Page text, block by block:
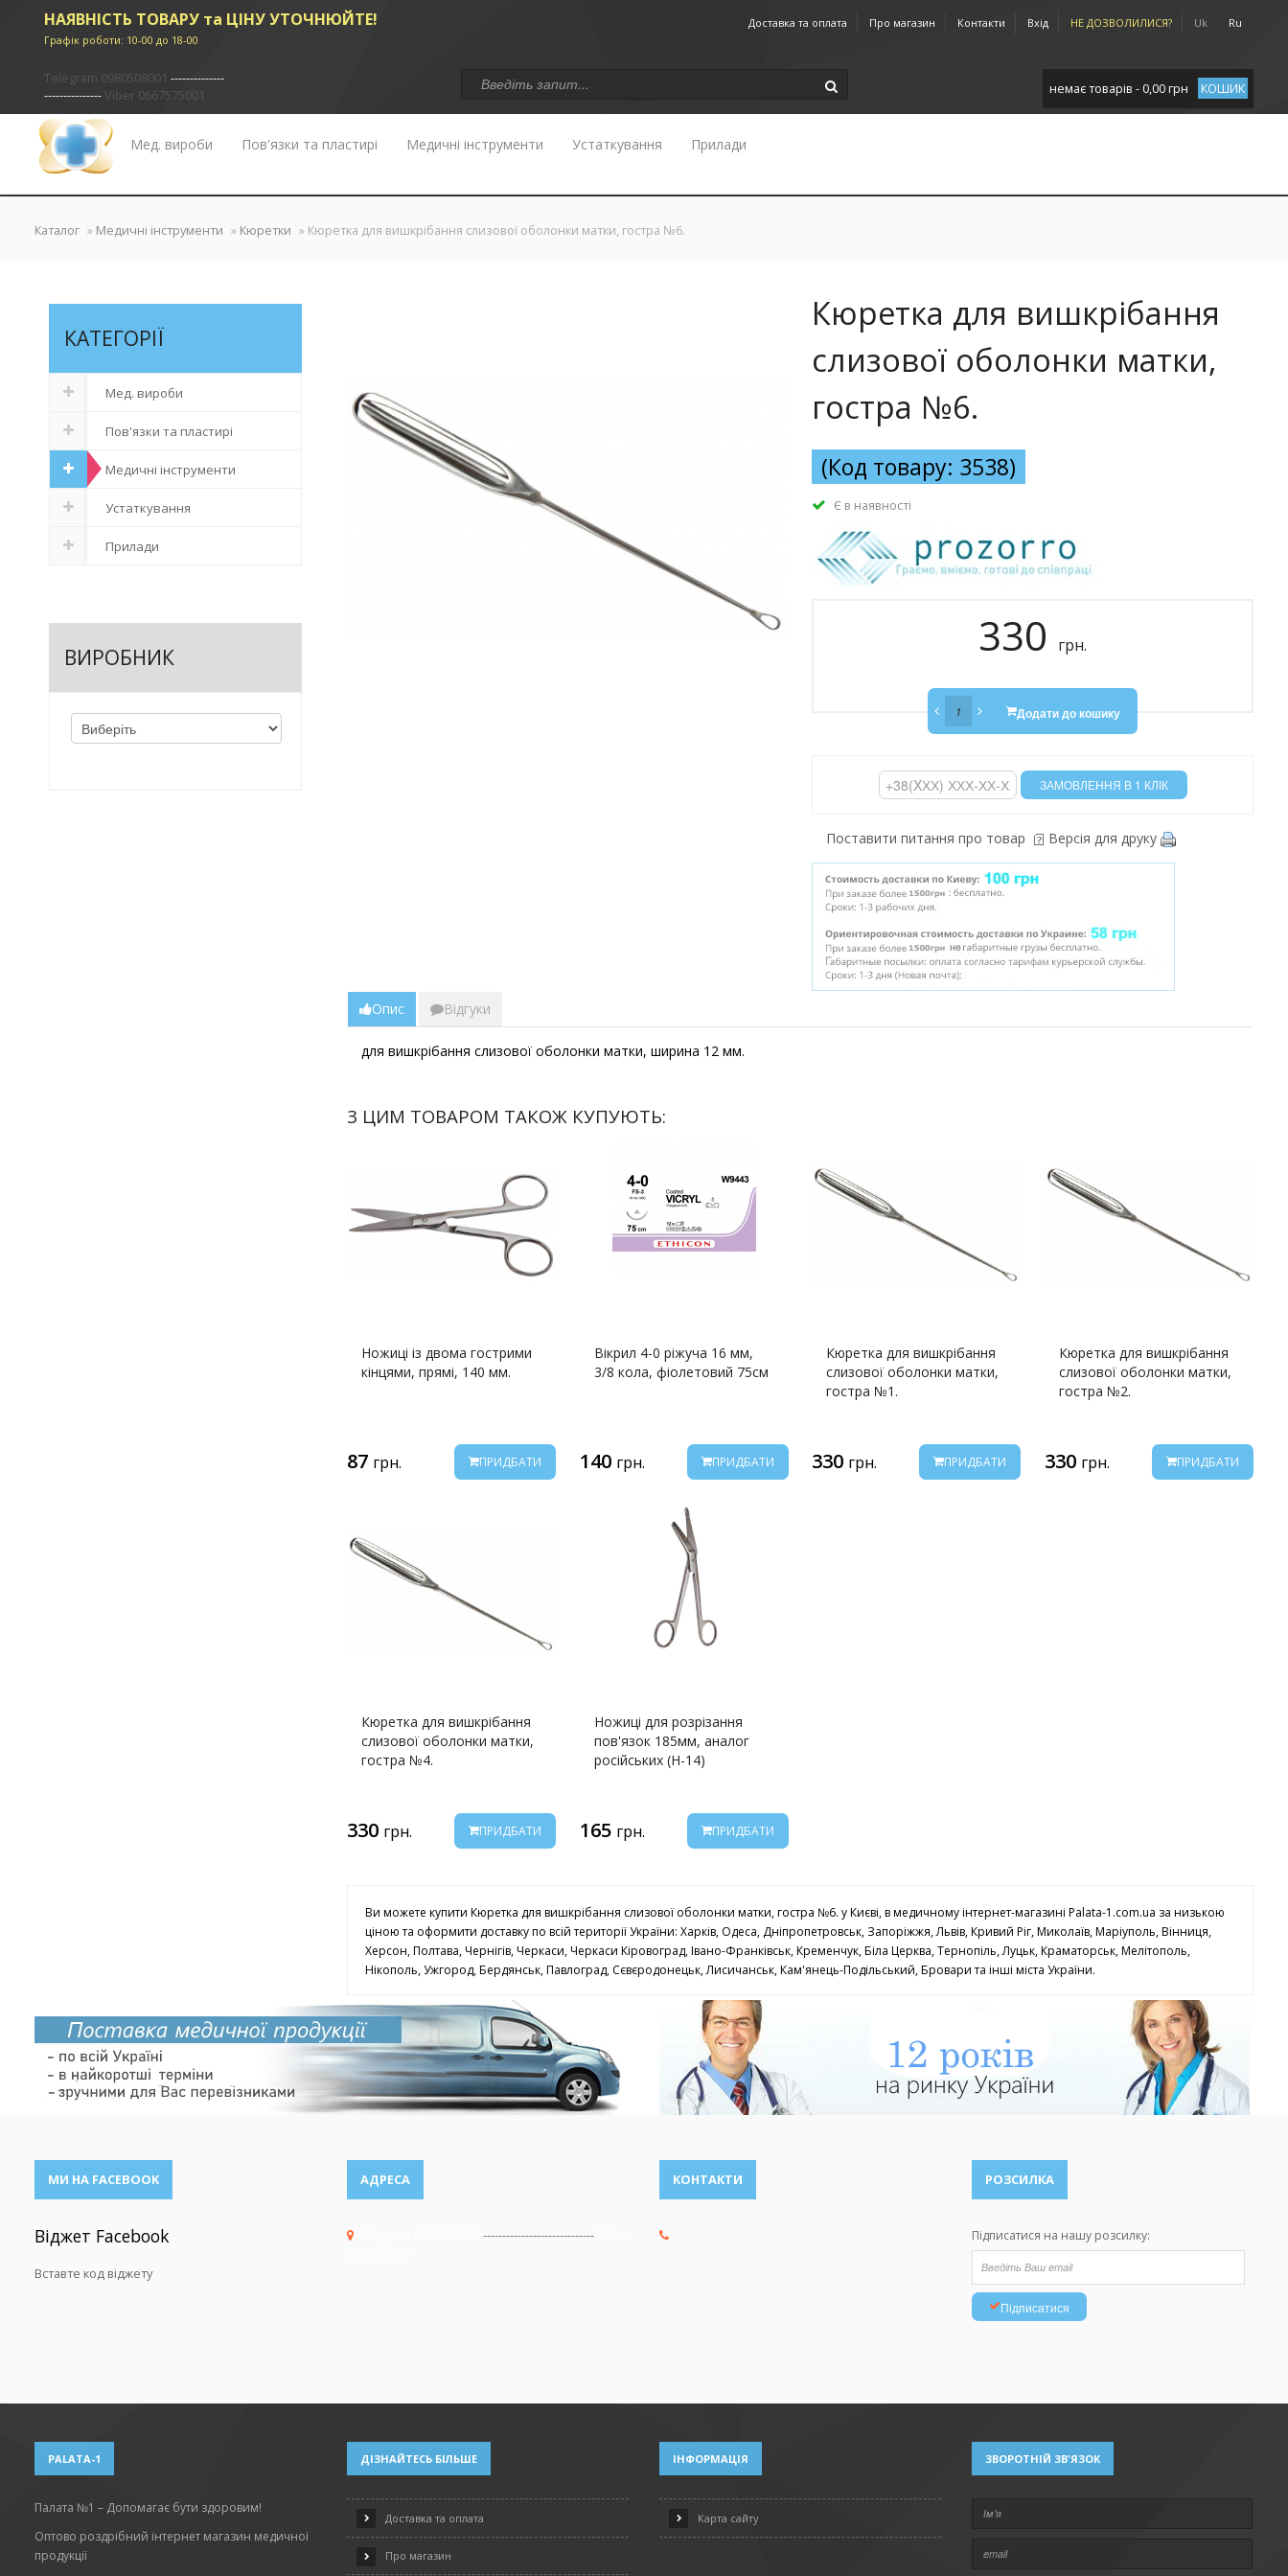
НАЯВНІСТЬ ТОВАРУ та ЦІНУ УТОЧНЮЙТЕ!
Графік роботи: 10-00 до 18-00
Доставка та оплата Про магазин Контакти Вхід НЕ ДОЗВОЛИЛИСЯ? Uk Ru
Telegram 0980508001 --------------
---------------Viber 0667575001 немає товарів - 0,00 грн КОШИК
Мед. вироби Пов'язки та пластирі Медичні інструменти Устаткування Прилади
Каталог » Медичні інструменти » Кюретки » Кюретка для вишкрібання слизової оболонки матки, гостра №6.
Кюретка для вишкрібання
слизової оболонки матки,
гостра №6.
(Код товару: 3538)
Є в наявності
330 грн.
Додати до кошику
Поставити питання про товар Версія для друку
Опис Відгуки
для вишкрібання слизової оболонки матки, ширина 12 мм.
З ЦИМ ТОВАРОМ ТАКОЖ КУПУЮТЬ:
Ножиці із двома гострими
кінцями, прямі, 140 мм.
87 грн. ПРИДБАТИ
Вікрил 4-0 ріжуча 16 мм,
3/8 кола, фіолетовий 75см
140 грн. ПРИДБАТИ
Кюретка для вишкрібання
слизової оболонки матки,
гостра №1.
330 грн. ПРИДБАТИ
Кюретка для вишкрібання
слизової оболонки матки,
гостра №2.
330 грн. ПРИДБАТИ
Кюретка для вишкрібання
слизової оболонки матки,
гостра №4.
330 грн. ПРИДБАТИ
Ножиці для розрізання
пов'язок 185мм, аналог
російських (Н-14)
165 грн. ПРИДБАТИ
Ви можете купити Кюретка для вишкрібання слизової оболонки матки, гостра №6. у Києві, в медичному інтернет-магазині Palata-1.com.ua за низькою
ціною та оформити доставку по всій території України: Харків, Одеса, Дніпропетровськ, Запоріжжя, Львів, Кривий Ріг, Миколаїв, Маріуполь, Вінниця,
Херсон, Полтава, Чернігів, Черкаси, Черкаси Кіровоград, Івано-Франківськ, Кременчук, Біла Церква, Тернопіль, Луцьк, Краматорськ, Мелітополь,
Нікополь, Ужгород, Бердянськ, Павлоград, Сєвєродонецьк, Лисичанськ, Кам'янець-Подільський, Бровари та інші міста України.
КАТЕГОРІЇ
Мед. вироби
Пов'язки та пластирі
Медичні інструменти
Устаткування
Прилади
ВИРОБНИК
МИ НА FACEBOOK
Віджет Facebook
Вставте код віджету
АДРЕСА
-----------------------------
КОНТАКТИ РОЗСИЛКА
Підписатися на нашу розсилку:
Підписатися
PALATA-1
Палата №1 – Допомагає бути здоровим!
Оптово роздрібний інтернет магазин медичної
продукції
ДІЗНАЙТЕСЬ БІЛЬШЕ
Доставка та оплата
Про магазин
ІНФОРМАЦІЯ
Карта сайту
ЗВОРОТНІЙ ЗВ'ЯЗОК